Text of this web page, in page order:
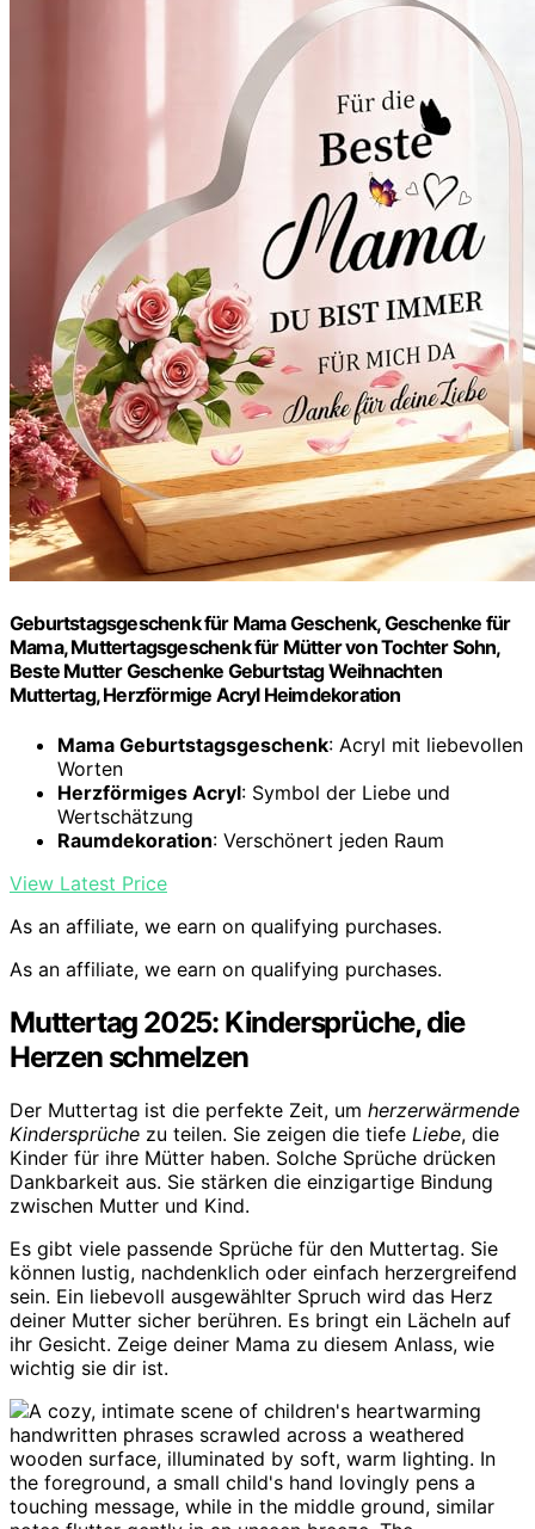
Geburtstagsgeschenk für Mama Geschenk, Geschenke für
Mama, Muttertagsgeschenk für Mütter von Tochter Sohn,
Beste Mutter Geschenke Geburtstag Weihnachten
Muttertag, Herzförmige Acryl Heimdekoration
Mama Geburtstagsgeschenk: Acryl mit liebevollen
Worten
Herzförmiges Acryl: Symbol der Liebe und
Wertschätzung
Raumdekoration: Verschönert jeden Raum
View Latest Price
As an affiliate, we earn on qualifying purchases.
As an affiliate, we earn on qualifying purchases.
Muttertag 2025: Kindersprüche, die
Herzen schmelzen
Der Muttertag ist die perfekte Zeit, um herzerwärmende
Kindersprüche zu teilen. Sie zeigen die tiefe Liebe, die
Kinder für ihre Mütter haben. Solche Sprüche drücken
Dankbarkeit aus. Sie stärken die einzigartige Bindung
zwischen Mutter und Kind.
Es gibt viele passende Sprüche für den Muttertag. Sie
können lustig, nachdenklich oder einfach herzergreifend
sein. Ein liebevoll ausgewählter Spruch wird das Herz
deiner Mutter sicher berühren. Es bringt ein Lächeln auf
ihr Gesicht. Zeige deiner Mama zu diesem Anlass, wie
wichtig sie dir ist.